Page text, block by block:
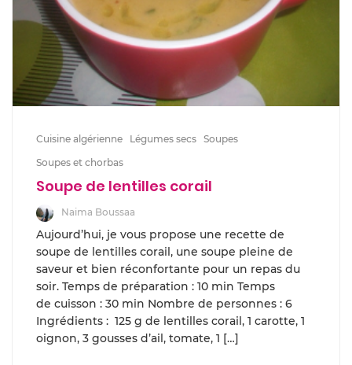
Cuisine algérienne Légumes secs Soupes
Soupes et chorbas
Soupe de lentilles corail
Naima Boussaa
Aujourd’hui, je vous propose une recette de
soupe de lentilles corail, une soupe pleine de
saveur et bien réconfortante pour un repas du
soir. Temps de préparation : 10 min Temps
de cuisson : 30 min Nombre de personnes : 6
Ingrédients : 125 g de lentilles corail, 1 carotte, 1
oignon, 3 gousses d’ail, tomate, 1 […]